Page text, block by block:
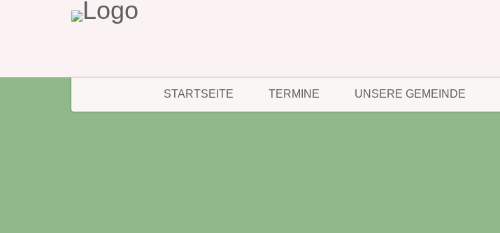
STARTSEITE TERMINE UNSERE GEMEINDE